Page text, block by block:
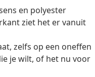
en polyester
ziet het er vanuit
zelfs op een oneffen
je wilt, of het nu voor